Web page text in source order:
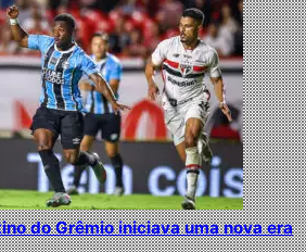
do Grêmio iniciava uma nova era